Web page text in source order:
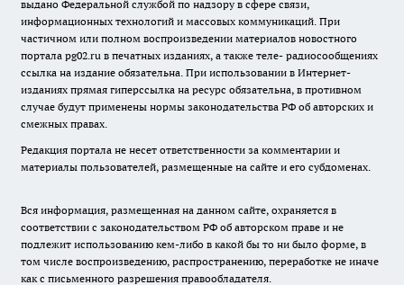
выдано Федеральной службой по надзору в сфере связи,
информационных технологий и массовых коммуникаций. При
частичном или полном воспроизведении материалов новостного
портала pg02.ru в печатных изданиях, а также теле- радиосообщениях
ссылка на издание обязательна. При использовании в Интернет-
изданиях прямая гиперссылка на ресурс обязательна, в противном
случае будут применены нормы законодательства РФ об авторских и
смежных правах.
Редакция портала не несет ответственности за комментарии и
материалы пользователей, размещенные на сайте и его субдоменах.
Вся информация, размещенная на данном сайте, охраняется в
соответствии с законодательством РФ об авторском праве и не
подлежит использованию кем-либо в какой бы то ни было форме, в
том числе воспроизведению, распространению, переработке не иначе
как с письменного разрешения правообладателя.